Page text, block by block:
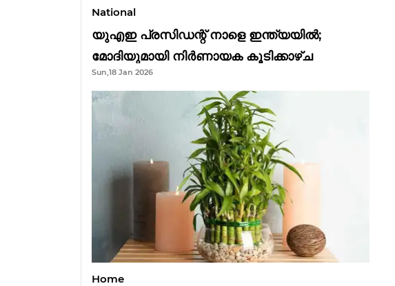
National
യുഎഇ പ്രസിഡന്റ് നാളെ ഇന്ത്യയിൽ;
മോദിയുമായി നിർണായക കൂടിക്കാഴ്ച
Sun,18 Jan 2026
Home